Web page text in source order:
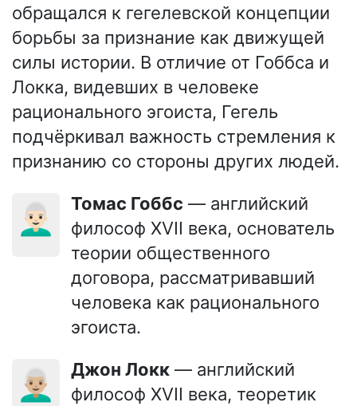
обращался к гегелевской концепции
борьбы за признание как движущей
силы истории. В отличие от Гоббса и
Локка, видевших в человеке
рационального эгоиста, Гегель
подчёркивал важность стремления к
признанию со стороны других людей.
👨🏻‍🦳 Томас Гоббс — английский
философ XVII века, основатель
теории общественного
договора, рассматривавший
человека как рационального
эгоиста.
👨🏼‍🦳 Джон Локк — английский
философ XVII века, теоретик